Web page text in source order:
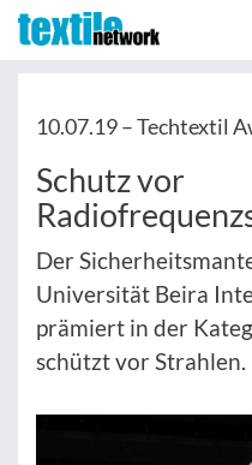
10.07.19 –Techtextil
Schutz vor
Der
Universität Beira
prämiert in der
schützt vor Strahlen.